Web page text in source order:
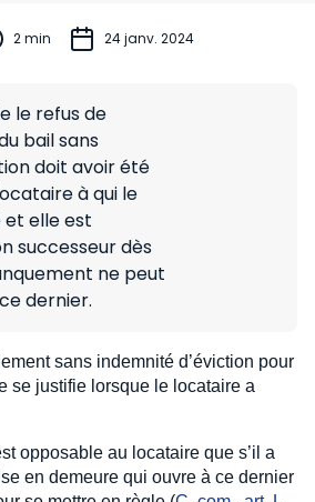
2 min 24 janv. 2024
le refus de
bail sans
doit avoir été
à qui le
et elle est
successeur dès
ne peut
dernier.
sans indemnité d’éviction pour
se justifie lorsque le locataire a
opposable au locataire que s’il a
en demeure qui ouvre à ce dernier